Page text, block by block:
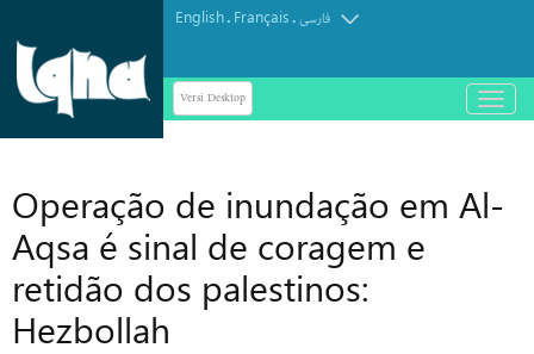
English. Français.فارسی
Versi Desktop
باز
و
Operação de inundação em Al-
Aqsa é sinal de coragem e
retidão dos palestinos:
Hezbollah